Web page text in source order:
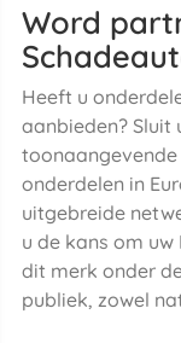
Word
Heeft u
aanbieden? Sluit
onderdelen in
uitgebreide
u de kans om
dit merk onder
publiek, zowel